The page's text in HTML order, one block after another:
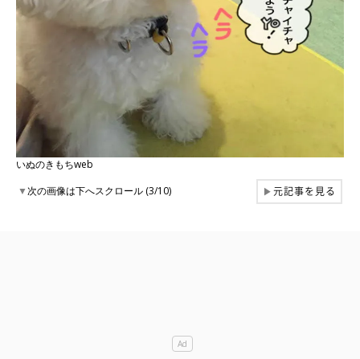
いぬのきもちweb
▼次の画像は下へスクロール (3/10) ▶元記事を見る